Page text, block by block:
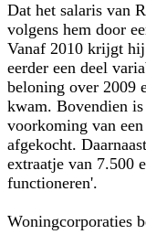
Dat het salaris van
volgens hem door
Vanaf 2010 krijgt
eerder een deel
beloning over 2009
kwam. Bovendien
voorkoming van
afgekocht.
extraatje van 7.500
functioneren'.
Woningcorporaties